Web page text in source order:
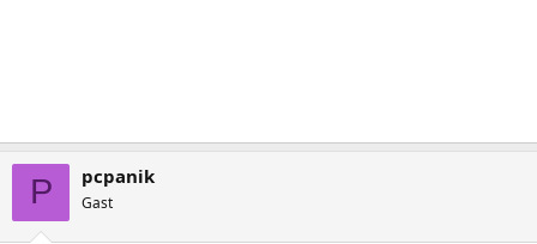
P pcpanik
Gast